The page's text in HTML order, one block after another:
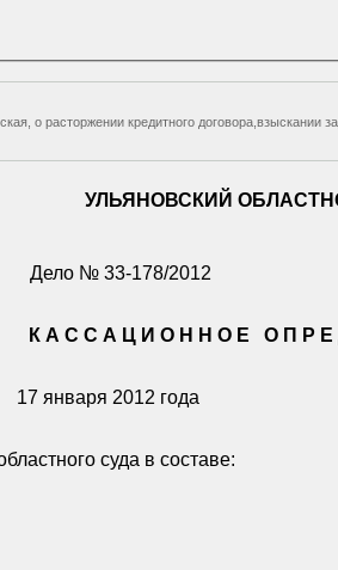
о расторжении кредитного
УЛЬЯНОВСКИЙ
Дело № 33-178/2012
К А С С А Ц И О Н Н О Е О П Р Е
17 января 2012 года
суда в составе: